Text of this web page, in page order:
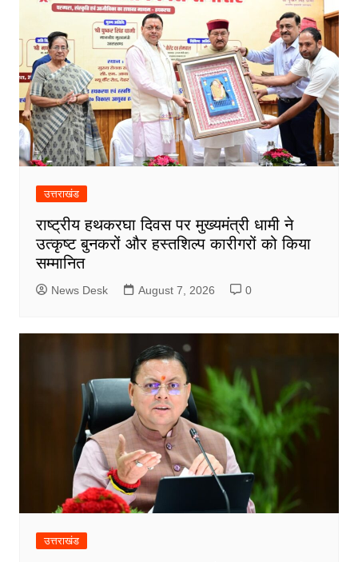
उत्तराखंड
राष्ट्रीय हथकरघा दिवस पर मुख्यमंत्री धामी ने
उत्कृष्ट बुनकरों और हस्तशिल्प कारीगरों को किया
सम्मानित
News Desk August 7, 2026 0
उत्तराखंड